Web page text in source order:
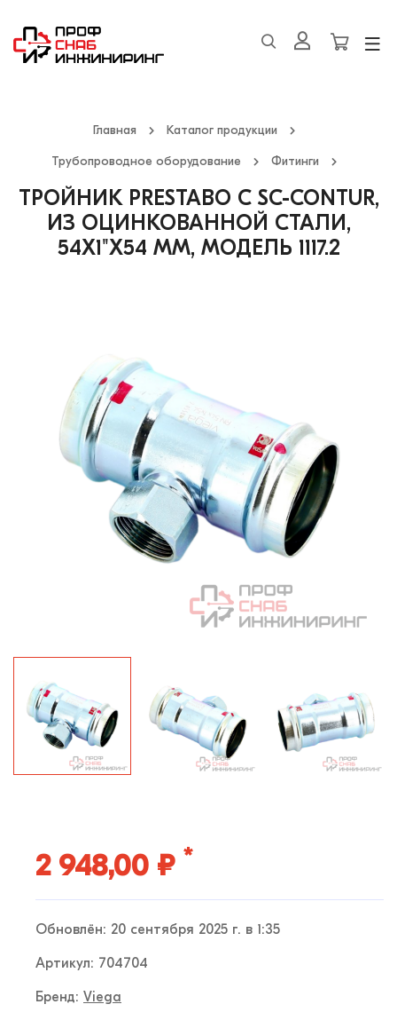
Главная Каталог продукции
Трубопроводное оборудование Фитинги
ТРОЙНИК PRESTABO С SC-CONTUR,
ИЗ ОЦИНКОВАННОЙ СТАЛИ,
54X1"X54 ММ, МОДЕЛЬ 1117.2
2 948,00 ₽ *
Обновлён: 20 сентября 2025 г. в 1:35
Артикул: 704704
Бренд: Viega